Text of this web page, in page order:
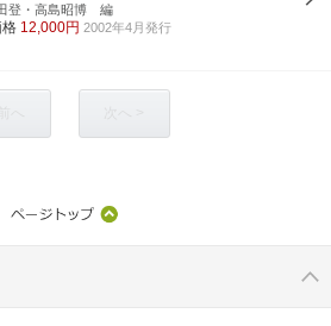
登・高島昭博 編
12,000円 2002年4月発行